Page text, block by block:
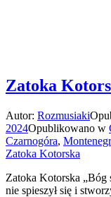
Zatoka
Autor: Rozmusiaki
2024Opublikowano w
Czarnogóra,
Zatoka Kotorska
Zatoka Kotorska „Bóg
nie spieszył się i